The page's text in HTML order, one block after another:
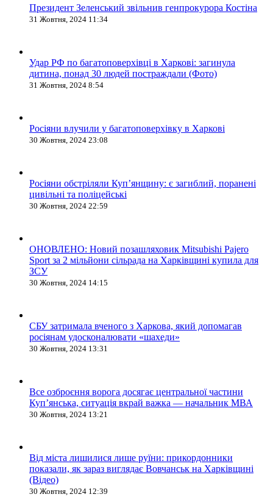
Президент Зеленський звільнив генпрокурора Костіна
31 Жовтня, 2024 11:34
Удар РФ по багатоповерхівці в Харкові: загинула
дитина, понад 30 людей постраждали (Фото)
31 Жовтня, 2024 8:54
Росіяни влучили у багатоповерхівку в Харкові
30 Жовтня, 2024 23:08
Росіяни обстріляли Купʼянщину: є загиблий, поранені
цивільні та поліцейські
30 Жовтня, 2024 22:59
ОНОВЛЕНО: Новий позашляховик Mitsubishi Pajero
Sport за 2 мільйони сільрада на Харківщині купила для
ЗСУ
30 Жовтня, 2024 14:15
СБУ затримала вченого з Харкова, який допомагав
росіянам удосконалювати «шахеди»
30 Жовтня, 2024 13:31
Все озброєння ворога досягає центральної частини
Куп’янська, ситуація вкрай важка — начальник МВА
30 Жовтня, 2024 13:21
Від міста лишилися лише руїни: прикордонники
показали, як зараз виглядає Вовчанськ на Харківщині
(Відео)
30 Жовтня, 2024 12:39